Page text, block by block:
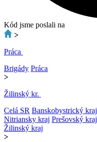
Kód jsme poslali na
>
Práca
Brigády Práca
>
Žilinský kr.
Celá SR Banskobystrický kraj
Nitriansky kraj Prešovský kraj
Žilinský kraj
>